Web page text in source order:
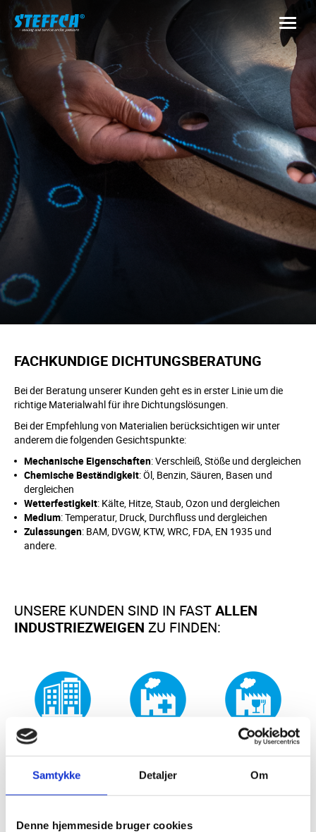
Samtykke Detaljer Om
Denne hjemmeside bruger cookies
FACHKUNDIGE DICHTUNGSBERATUNG
Bei der Beratung unserer Kunden geht es in erster Linie um die
richtige Materialwahl für ihre Dichtungslösungen.
Bei der Empfehlung von Materialien berücksichtigen wir unter
anderem die folgenden Gesichtspunkte:
Mechanische Eigenschaften: Verschleiß, Stöße und dergleichen
Chemische Beständigkeit: Öl, Benzin, Säuren, Basen und
dergleichen
Wetterfestigkeit: Kälte, Hitze, Staub, Ozon und dergleichen
Medium: Temperatur, Druck, Durchfluss und dergleichen
Zulassungen: BAM, DVGW, KTW, WRC, FDA, EN 1935 und
andere.
UNSERE KUNDEN SIND IN FASTALLEN
INDUSTRIEZWEIGEN ZU FINDEN:
Industrie
Lebensmittelindustrie